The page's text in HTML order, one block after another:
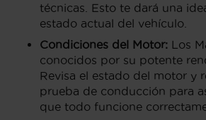
técnicas. Esto te dará una
estado actual del vehículo.
Condiciones del Motor: Los
conocidos por su potente
Revisa el estado del motor y
prueba de conducción para
que todo funcione